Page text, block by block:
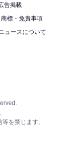
告掲載
標・免責事項
ュースについて
を禁じます。